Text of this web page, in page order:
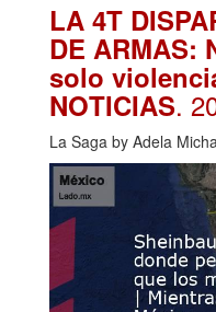
LA 4T
DE ARMAS:
solo
NOTICIAS.
La Saga by Adela